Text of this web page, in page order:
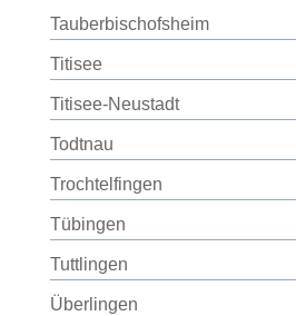
Tauberbischofsheim
Titisee
Titisee-Neustadt
Todtnau
Trochtelfingen
Tübingen
Tuttlingen
Überlingen